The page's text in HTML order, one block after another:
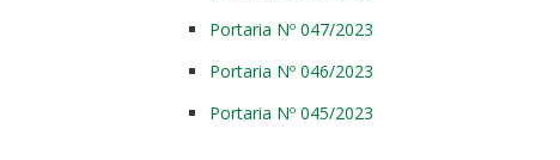
Portaria Nº 047/2023
Portaria Nº 046/2023
Portaria Nº 045/2023